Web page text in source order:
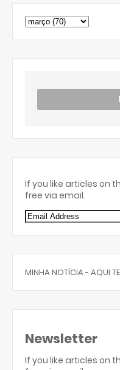
If you like articles on
free via email.
MINHA NOTÍCIA - AQUI
Newsletter
If you like articles on